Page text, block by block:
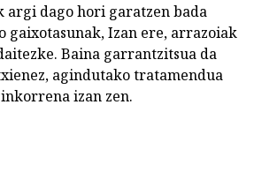
argi dago hori garatzen bada
gaixotasunak, Izan ere, arrazoiak
Baina garrantzitsua da
agindutako tratamendua
izan zen.